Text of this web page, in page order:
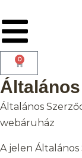
0
Általános
webáruház
A jelen